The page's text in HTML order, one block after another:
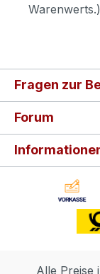
Warenwerts.)
Fragen zur
Forum
Alle Preise